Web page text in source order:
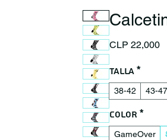
CLP 22,000
Talla *
38-42 43-47
Color *
GameOver